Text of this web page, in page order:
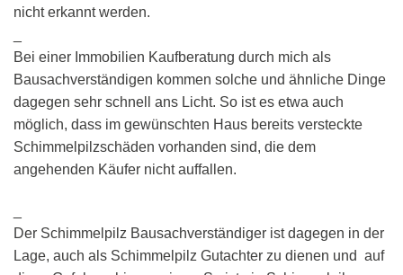
nicht erkannt werden.
Bei einer Immobilien Kaufberatung durch mich als
Bausachverständigen kommen solche und ähnliche Dinge
dagegen sehr schnell ans Licht. So ist es etwa auch
möglich, dass im gewünschten Haus bereits versteckte
Schimmelpilzschäden vorhanden sind, die dem
angehenden Käufer nicht auffallen.
Der Schimmelpilz Bausachverständiger ist dagegen in der
Lage, auch als Schimmelpilz Gutachter zu dienen und auf